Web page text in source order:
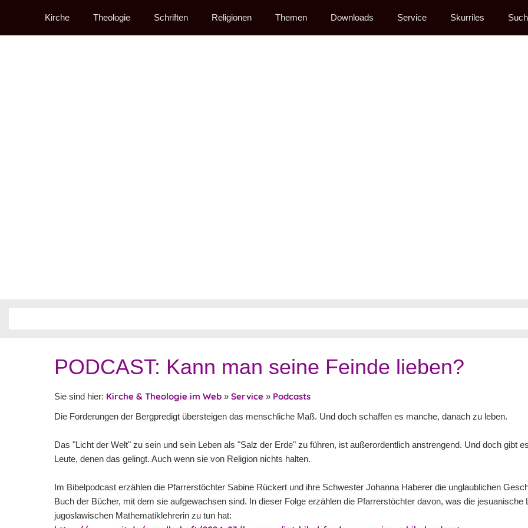
Kirche Theologie Schriften Religionen Themen Downloads Service Skurriles
PODCAST: Kann man seine Feinde lieben?
Sie sind hier: Kirche & Theologie im Web » Service » Podcasts
Die Forderungen der Bergpredigt übersteigen das menschliche Maß. Und doch schaffen es manche, danach zu leben.
Das "Licht der Welt" zu sein und sein Leben als "Salz der Erde" zu führen, ist außerordentlich anstrengend. Und doch gibt
Leute, denen das gelingt. Auch wenn sie von Religion nichts halten.
Im Bibelpodcast erzählen die Pfarrerstöchter Sabine Rückert und ihre Schwester Johanna Haberer die unglaublichen
Buch der Bücher, mit dem sie aufgewachsen sind. In dieser Folge erzählen die Pfarrerstöchter davon, was die jesuanische
jugoslawischen Mathematiklehrerin zu tun hat: